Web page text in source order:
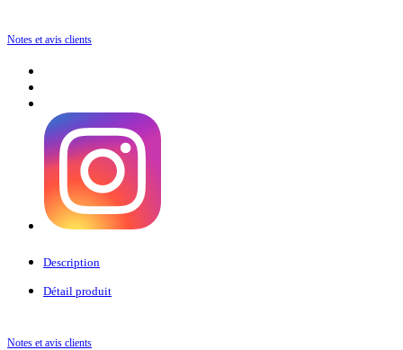
Notes et avis clients
Description
Détail produit
Notes et avis clients